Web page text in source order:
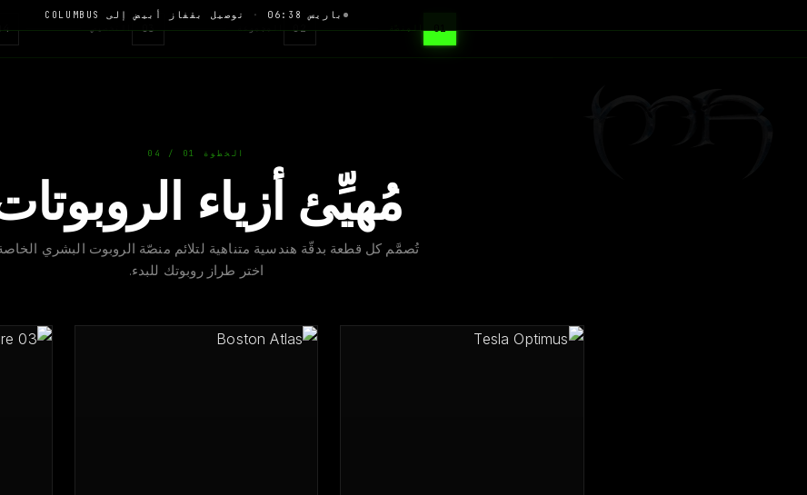
باريس 06:38 · توصيل بقفاز أبيض إلى COLUMBUS
01 المنصّة 02 المجموعة 03 التخصيص
الخطوة 01 / 04
مُهيِّئ أزياء
تُصمَّم كل قطعة بدقّة هندسية متناهية لتلائم منصّة الروبوت البشري
اختر طراز روبوتك للبدء.